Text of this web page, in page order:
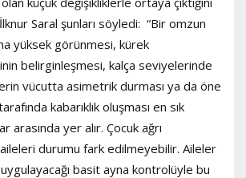
Saral şunları söyledi: “Bir omzun
yüksek görünmesi, kürek
belirginleşmesi, kalça seviyelerinde
vücutta asimetrik durması ya da öne
kabarıklık oluşması en sık
arasında yer alır. Çocuk ağrı
durumu fark edilmeyebilir. Aileler
basit ayna kontrolüyle bu